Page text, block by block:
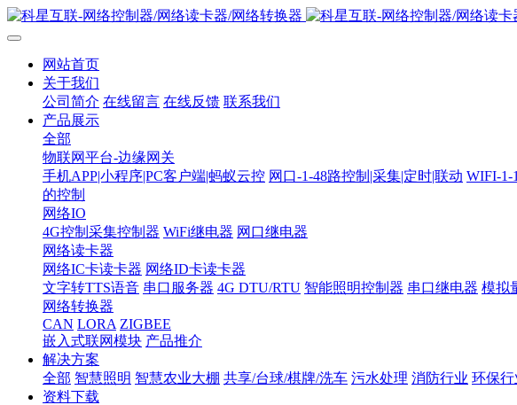
网站首页
关于我们
公司简介 在线留言 在线反馈 联系我们
产品展示
全部
物联网平台-边缘网关
手机APP|小程序|PC客户端|蚂蚁云控 网口-1-48路控制|采集|定时|联动 WIFI-1-
的控制
网络IO
4G控制采集控制器 WiFi继电器 网口继电器
网络读卡器
网络IC卡读卡器 网络ID卡读卡器
文字转TTS语音 串口服务器 4G DTU/RTU 智能照明控制器 串口继电器 模拟
网络转换器
CAN LORA ZIGBEE
嵌入式联网模块 产品推介
解决方案
全部 智慧照明 智慧农业大棚 共享/台球/棋牌/洗车 污水处理 消防行业 环保行
资料下载